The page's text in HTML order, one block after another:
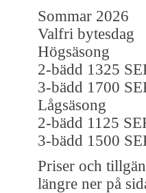
Sommar 2026
Valfri bytesdag
Högsäsong
2-bädd 1325
3-bädd 1700
Lågsäsong
2-bädd 1125
3-bädd 1500
Priser och
längre ner på